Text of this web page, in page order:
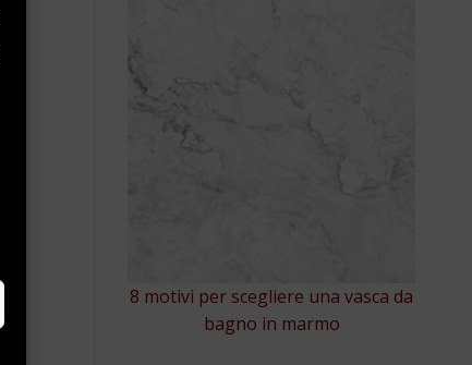
8 motivi per scegliere una vasca da
bagno in marmo